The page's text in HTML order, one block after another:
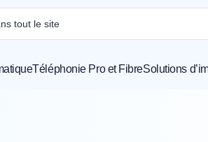
Téléphonie Pro et FibreSolutions